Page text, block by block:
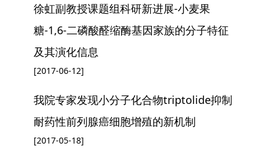
徐虹副教授课题组科研新进展-小麦果
糖-1,6-二磷酸醛缩酶基因家族的分子特征
及其演化信息
[2017-06-12]
我院专家发现小分子化合物triptolide抑制
耐药性前列腺癌细胞增殖的新机制
[2017-05-18]